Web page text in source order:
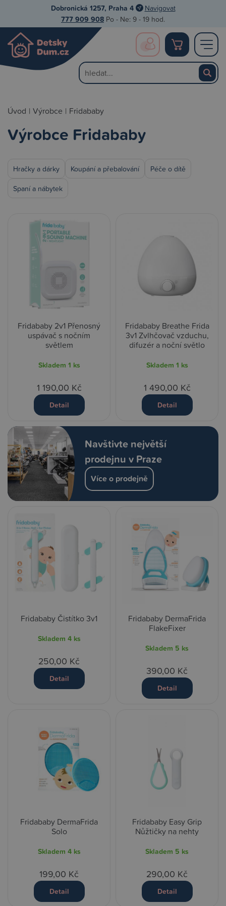
Dobronická 1257, Praha 4 Navigovat
777 909 908 Po - Ne: 9 - 19 hod.
Úvod | Výrobce | Fridababy
Výrobce Fridababy
Hračky a dárky Koupání a přebalování Péče o dítě
Spaní a nábytek
Navštivte největší
prodejnu v Praze
Více o prodejně
Fridababy 2v1 Přenosný
uspávač s nočním
světlem
Skladem 1 ks
1 190,00 Kč
Detail
Fridababy Breathe Frida
3v1 Zvlhčovač vzduchu,
difuzér a noční světlo
Skladem 1 ks
1 490,00 Kč
Detail
Fridababy Čistítko 3v1
Skladem 4 ks
250,00 Kč
Detail
Fridababy DermaFrida
FlakeFixer
Skladem 5 ks
390,00 Kč
Detail
Fridababy DermaFrida
Solo
Skladem 4 ks
199,00 Kč
Detail
Fridababy Easy Grip
Nůžtičky na nehty
Skladem 5 ks
290,00 Kč
Detail